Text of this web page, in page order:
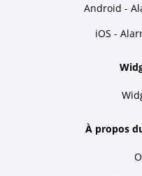
Android -
iOS -
À propos